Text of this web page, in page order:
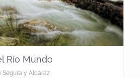
Río Mundo
Segura y Alcaraz